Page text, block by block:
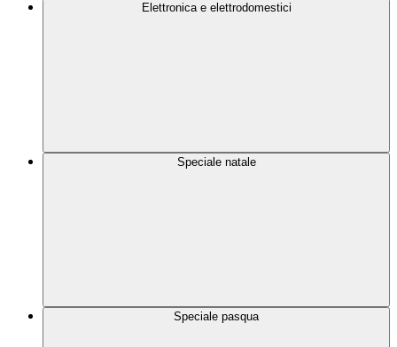
Elettronica e elettrodomestici
Speciale natale
Speciale pasqua